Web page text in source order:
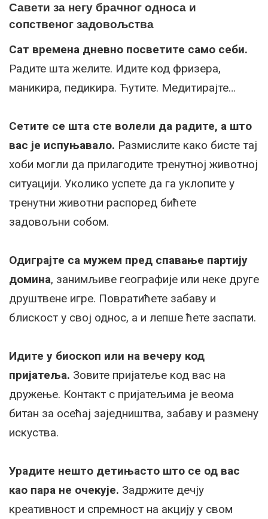
Савети за негу брачног односа и
сопственог задовољства
Сат времена дневно посветите само себи.
Радите шта желите. Идите код фризера,
маникира, педикира. Ћутите. Медитирајте…
Сетите се шта сте волели да радите, а што
вас је испуњавало. Размислите како бисте тај
хоби могли да прилагодите тренутној животној
ситуацији. Уколико успете да га уклопите у
тренутни животни распоред бићете
задовољни собом.
Одиграјте са мужем пред спавање партију
домина, занимљиве географије или неке друге
друштвене игре. Повратићете забаву и
блискост у свој однос, а и лепше ћете заспати.
Идите у биоскоп или на вечеру код
пријатеља. Зовите пријатеље код вас на
дружење. Контакт с пријатељима је веома
битан за осећај заједништва, забаву и размену
искуства.
Урадите нешто детињасто што се од вас
као пара не очекује. Задржите дечју
креативност и спремност на акцију у свом